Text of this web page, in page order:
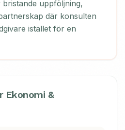
uppföljning,
där konsulten
istället för en
Ekonomi &